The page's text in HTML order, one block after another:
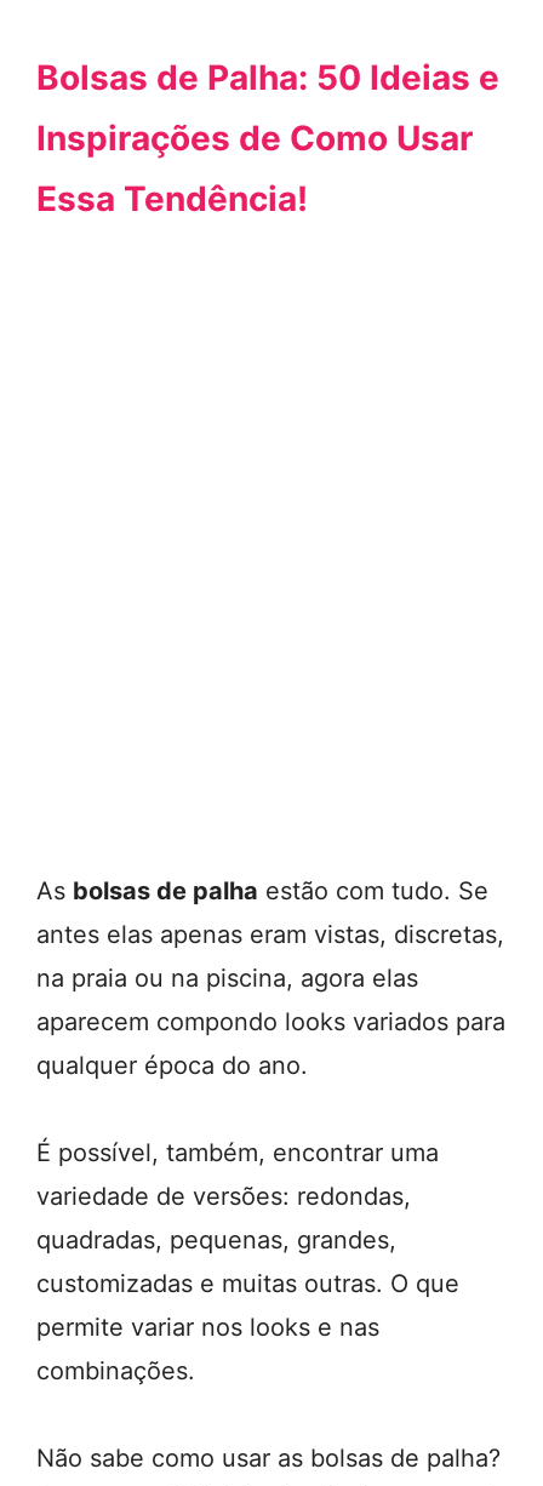
Bolsas de Palha: 50 Ideias e
Inspirações de Como Usar
Essa Tendência!
As bolsas de palha estão com tudo. Se
antes elas apenas eram vistas, discretas,
na praia ou na piscina, agora elas
aparecem compondo looks variados para
qualquer época do ano.
É possível, também, encontrar uma
variedade de versões: redondas,
quadradas, pequenas, grandes,
customizadas e muitas outras. O que
permite variar nos looks e nas
combinações.
Não sabe como usar as bolsas de palha?